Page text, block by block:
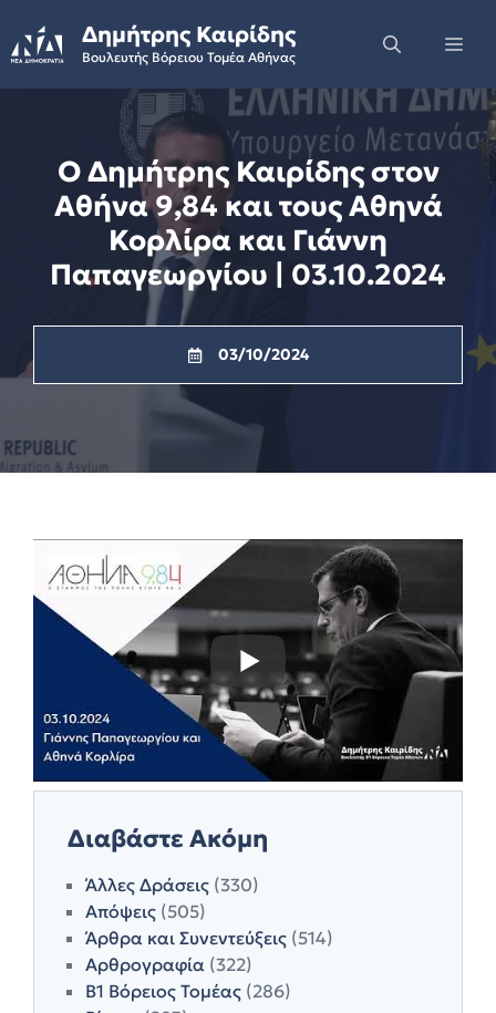
to
content
Δημήτρης Καιρίδης
Βουλευτής Βόρειου Τομέα Αθήνας
Ο Δημήτρης Καιρίδης στον
Αθήνα 9,84 και τους Αθηνά
Κορλίρα και Γιάννη
Παπαγεωργίου | 03.10.2024
03/10/2024
Διαβάστε Ακόμη
Άλλες Δράσεις (330)
Απόψεις (505)
Άρθρα και Συνεντεύξεις (514)
Αρθρογραφία (322)
Β1 Βόρειος Τομέας (286)